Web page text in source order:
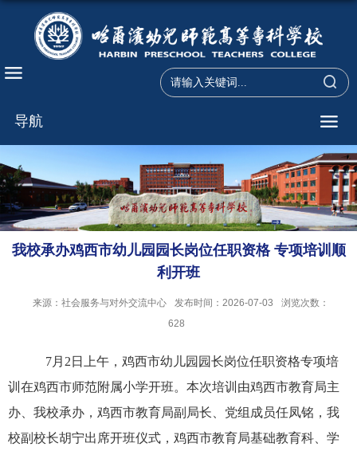
导航
我校承办鸡西市幼儿园园长岗位任职资格 专项培训顺
利开班
来源：社会服务与对外交流中心 发布时间：2026-07-03
浏览次数：
628
7月2日上午，鸡西市幼儿园园长岗位任职资格专项培
训在鸡西市师范附属小学开班。本次培训由鸡西市教育局主
办、我校承办，鸡西市教育局副局长、党组成员任凤铭，我
校副校长胡宁出席开班仪式，鸡西市教育局基础教育科、学